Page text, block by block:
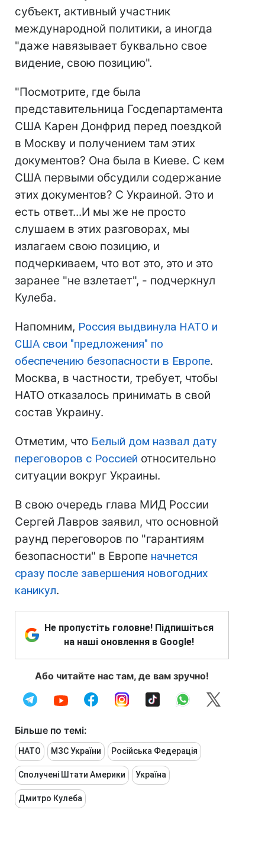
субъект, активный участник
международной политики, а иногда
"даже навязывает буквально свое
видение, свою позицию".
"Посмотрите, где была
представительница Госдепартамента
США Карен Донфрид перед поездкой
в Москву и получением там этих
документов? Она была в Киеве. С кем
США первыми обсудили содержание
этих документов? С Украиной. Это и
есть ответ...И мы же не просто
слушаем в этих разговорах, мы
излагаем свою позицию, и
подчеркиваем, что вот это, это и это
заранее "не взлетает", - подчеркнул
Кулеба.
Напомним, Россия выдвинула НАТО и
США свои "предложения" по
обеспечению безопасности в Европе.
Москва, в частности, требует, чтобы
НАТО отказалось принимать в свой
состав Украину.
Отметим, что Белый дом назвал дату
переговоров с Россией относительно
ситуации вокруг Украины.
В свою очередь глава МИД России
Сергей Лавров заявил, что основной
раунд переговоров по "гарантиям
безопасности" в Европе начнется
сразу после завершения новогодних
каникул.
Не пропустіть головне! Підпишіться
на наші оновлення в Google!
Або читайте нас там, де вам зручно!
Більше по темі:
НАТО МЗС України Російська Федерація
Сполучені Штати Америки Україна
Дмитро Кулеба